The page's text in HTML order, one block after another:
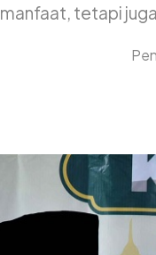
manfaat, tetapi